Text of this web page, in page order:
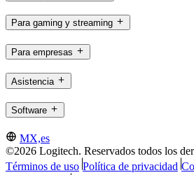
Para gaming y streaming
Para empresas
Asistencia
Software
MX,es
©2026 Logitech. Reservados todos los
Términos de uso Política de privacidad